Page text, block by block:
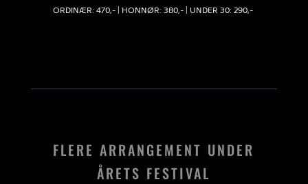
ORDINÆR: 470,- | HONNØR: 380,- | UNDER 30: 290,-
FLERE ARRANGEMENT UNDER
ÅRETS FESTIVAL